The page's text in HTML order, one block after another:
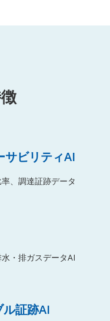
サビリティAI
、調達証跡データ
・排ガスデータAI
ル証跡AI